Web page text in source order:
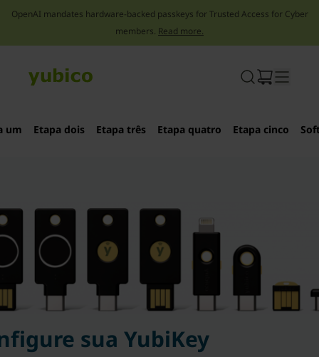
OpenAI mandates hardware-backed passkeys for Trusted Access for Cyber
members. Read more.
um Etapa dois Etapa três Etapa quatro Etapa cinco
sua YubiKey